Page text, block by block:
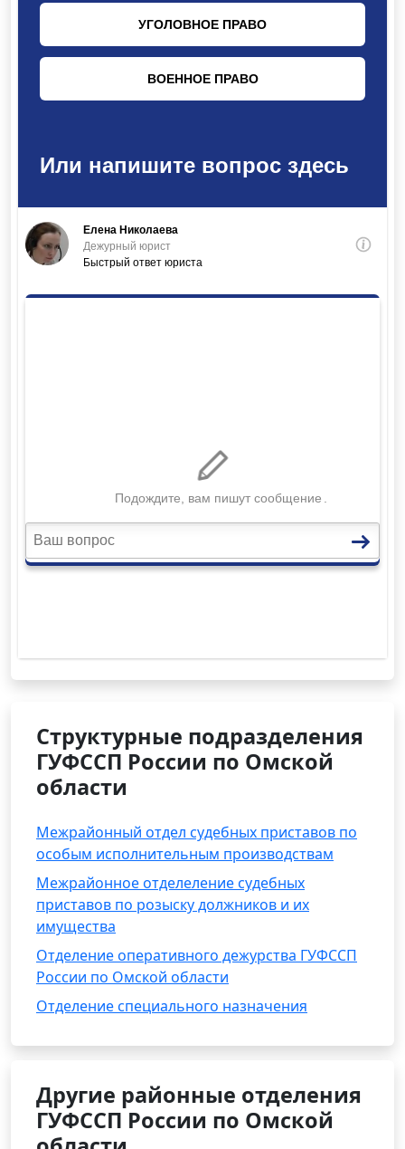
Структурные подразделения
ГУФССП России по Омской
области
Межрайонный отдел судебных приставов по
особым исполнительным производствам
Межрайонное отделеление судебных
приставов по розыску должников и их
имущества
Отделение оперативного дежурства ГУФССП
России по Омской области
Отделение специального назначения
Другие районные отделения
ГУФССП России по Омской